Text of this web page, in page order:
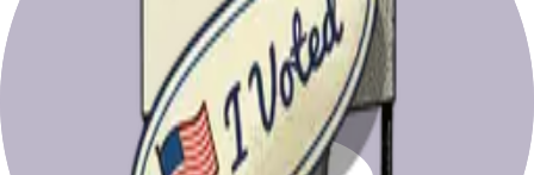
Prepárate para votar el día de las
elecciones